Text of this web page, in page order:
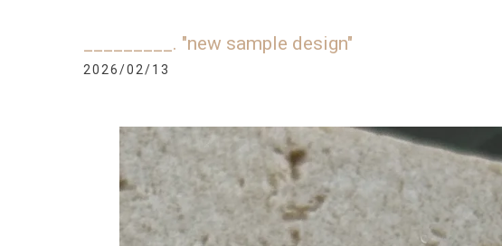
_________. "new sample design"
2026/02/13